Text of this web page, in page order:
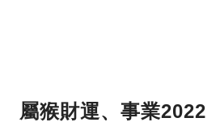
屬猴財運、事業2022